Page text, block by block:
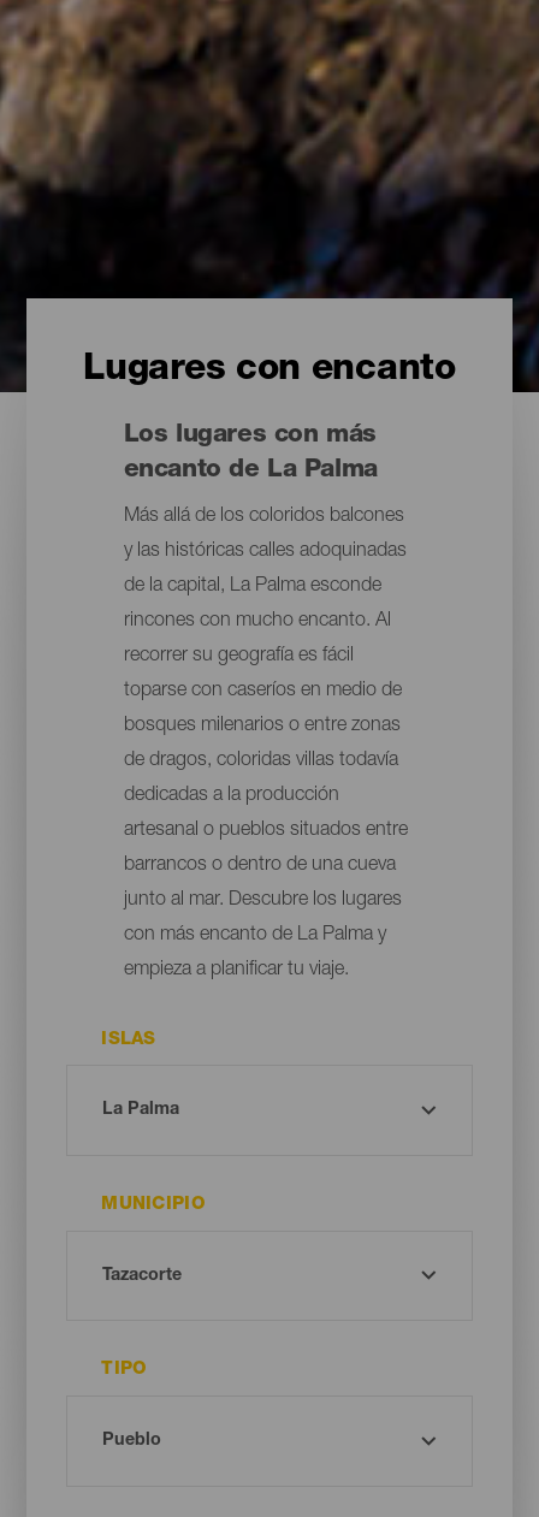
Lugares con encanto
Los lugares con más
encanto de La Palma
Más allá de los coloridos balcones
y las históricas calles adoquinadas
de la capital, La Palma esconde
rincones con mucho encanto. Al
recorrer su geografía es fácil
toparse con caseríos en medio de
bosques milenarios o entre zonas
de dragos, coloridas villas todavía
dedicadas a la producción
artesanal o pueblos situados entre
barrancos o dentro de una cueva
junto al mar. Descubre los lugares
con más encanto de La Palma y
empieza a planificar tu viaje.
ISLAS
MUNICIPIO
TIPO